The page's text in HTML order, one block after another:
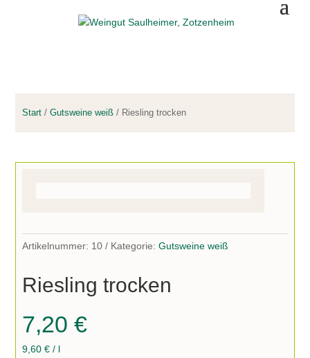
WEINSHOP
Start /Gutsweine weiß / Riesling trocken
Artikelnummer: 10 Kategorie:Gutsweine weiß
Riesling trocken
7,20€
9,60€ / l